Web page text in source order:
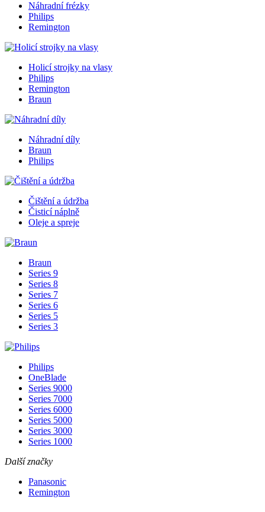
Náhradní frézky
Philips
Remington
Holicí strojky na vlasy
Philips
Remington
Braun
Náhradní díly
Braun
Philips
Čištění a údržba
Čisticí náplně
Oleje a spreje
Braun
Series 9
Series 8
Series 7
Series 6
Series 5
Series 3
Philips
OneBlade
Series 9000
Series 7000
Series 6000
Series 5000
Series 3000
Series 1000
Další značky
Panasonic
Remington